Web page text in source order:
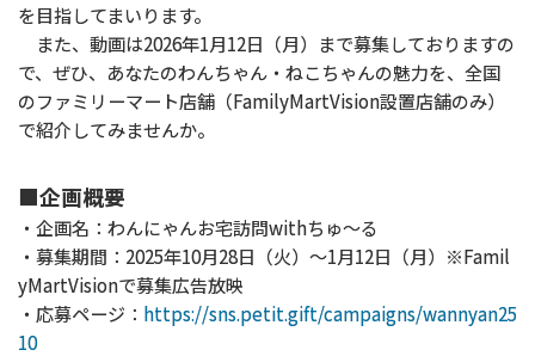
を目指してまいります。
また、動画は2026年1月12日（月）まで募集しておりますの
で、ぜひ、あなたのわんちゃん・ねこちゃんの魅力を、全国
のファミリーマート店舗（FamilyMartVision設置店舗のみ）
で紹介してみませんか。
■企画概要
・企画名：わんにゃんお宅訪問withちゅ～る
・募集期間：2025年10月28日（火）～1月12日（月）※Famil
yMartVisionで募集広告放映
・応募ページ： https://sns.petit.gift/campaigns/wannyan25
10